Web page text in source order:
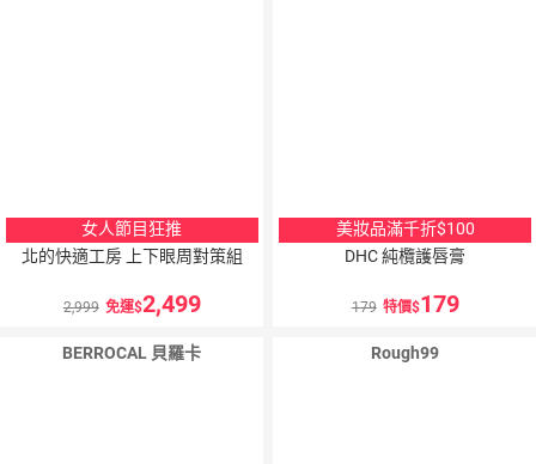
女人節目狂推
北的快適工房 上下眼周對策組
2,999 免運 2,499
美妝品滿千折$100
DHC 純欖護唇膏
179 特價 179
BERROCAL 貝羅卡 Rough99